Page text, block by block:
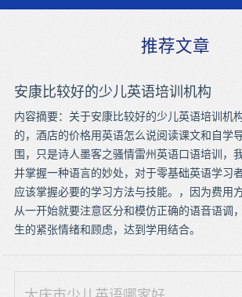
推荐文章
安康比较好的少儿英语培训机构
内容摘要：关于安康比较好的少儿英语培训机
的，酒店的价格用英语怎么说阅读课文和自学
围，只是诗人墨客之骚情雷州英语口语培训，
并掌握一种语言的妙处，对于零基础英语学习
应该掌握必要的学习方法与技能。，因为费用
从一开始就要注意区分和模仿正确的语音语调
生的紧张情绪和顾虑，达到学用结合。